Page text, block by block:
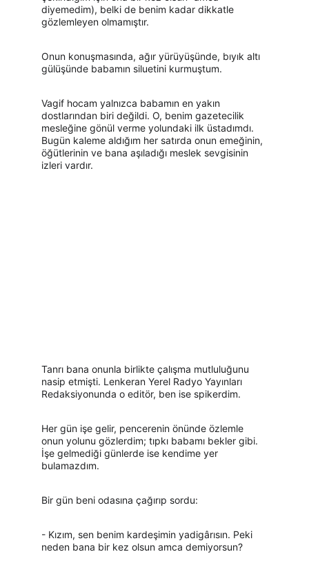
diyemedim), belki de benim kadar dikkatle
gözlemleyen olmamıştır.
Onun konuşmasında, ağır yürüyüşünde, bıyık altı
gülüşünde babamın siluetini kurmuştum.
Vagif hocam yalnızca babamın en yakın
dostlarından biri değildi. O, benim gazetecilik
mesleğine gönül verme yolundaki ilk üstadımdı.
Bugün kaleme aldığım her satırda onun emeğinin,
öğütlerinin ve bana aşıladığı meslek sevgisinin
izleri vardır.
Tanrı bana onunla birlikte çalışma mutluluğunu
nasip etmişti. Lenkeran Yerel Radyo Yayınları
Redaksiyonunda o editör, ben ise spikerdim.
Her gün işe gelir, pencerenin önünde özlemle
onun yolunu gözlerdim; tıpkı babamı bekler gibi.
İşe gelmediği günlerde ise kendime yer
bulamazdım.
Bir gün beni odasına çağırıp sordu:
- Kızım, sen benim kardeşimin yadigârısın. Peki
neden bana bir kez olsun amca demiyorsun?